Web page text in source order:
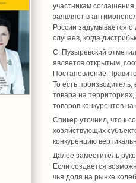
участникам
заявляет в
России задумывается
случаев, когда
С. Пузыревский
является открытым,
Постановление
То есть
товара на
товаров конкурентов
Спикер уточнил, что к
хозяйствующих
конкуренцию
Далее заместитель
Если создается
чья доля на рынке